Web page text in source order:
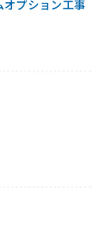
プション工事